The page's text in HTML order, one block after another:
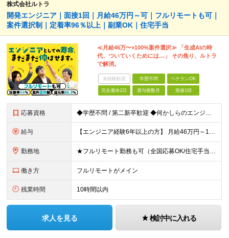
株式会社ルトラ
開発エンジニア｜面接1回｜月給46万円～可｜フルリモートも可｜
案件選択制｜定着率96％以上｜副業OK｜住宅手当
≪月給46万〜×100%案件選択≫ 「生成AIの時
代、ついていくためには…」 その焦り、ルトラ
で解消。
未経験歓迎 学歴不問 ベテランOK
完全週休2日 賞与複数月 面接1回
応募資格 ◆学歴不問 / 第二新卒歓迎 ◆何かしらのエンジニア経験をお持ちの方 （言語・期間・フェーズ不問） 経験浅めの方も遠慮なくご応募ください！ ■入社前Q＆A ────── ◎実力に見合った報酬が手に
給与 【エンジニア経験6年以上の方】 月給46万円～100万円（固定残業代含む） ※上記月給には月30時間分の固定残業代（月8万7,400円～月19万円）を含む。超過分は全額支給。 【エンジニア経験4年以
勤務地 ★フルリモート勤務も可（全国応募OK/住宅手当を支給します） ※案件によって常駐が必要になる場合があります。 ※希望がない限り、転勤はありません ※U・Iターン歓迎 ★ルトラの社員は全国各地で活躍中
働き方 フルリモートがメイン
残業時間 10時間以内
求人を見る 検討中に入れる